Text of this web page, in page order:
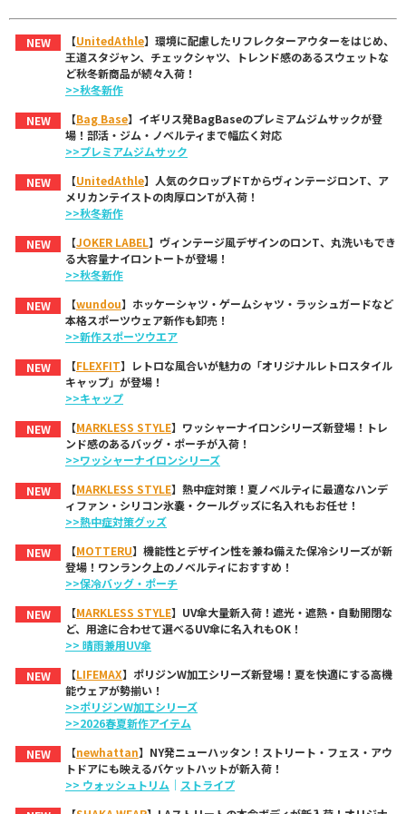
NEW 【UnitedAthle】環境に配慮したリフレクターアウターをはじめ、
王道スタジャン、チェックシャツ、トレンド感のあるスウェットな
ど秋冬新商品が続々入荷！
>>秋冬新作
NEW
【Bag Base】イギリス発BagBaseのプレミアムジムサックが登
場！部活・ジム・ノベルティまで幅広く対応
>>プレミアムジムサック
NEW
【UnitedAthle】人気のクロップドTからヴィンテージロンT、ア
メリカンテイストの肉厚ロンTが入荷！
>>秋冬新作
NEW
【JOKER LABEL】ヴィンテージ風デザインのロンT、丸洗いもでき
る大容量ナイロントートが登場！
>>秋冬新作
NEW
【wundou】ホッケーシャツ・ゲームシャツ・ラッシュガードなど
本格スポーツウェア新作も卸売！
>>新作スポーツウエア
NEW
【FLEXFIT】レトロな風合いが魅力の「オリジナルレトロスタイル
キャップ」が登場！
>>キャップ
NEW
【MARKLESS STYLE】ワッシャーナイロンシリーズ新登場！トレ
ンド感のあるバッグ・ポーチが入荷！
>>ワッシャーナイロンシリーズ
NEW
【MARKLESS STYLE】熱中症対策！夏ノベルティに最適なハンデ
ィファン・シリコン氷嚢・クールグッズに名入れもお任せ！
>>熱中症対策グッズ
NEW
【MOTTERU】機能性とデザイン性を兼ね備えた保冷シリーズが新
登場！ワンランク上のノベルティにおすすめ！
>>保冷バッグ・ポーチ
NEW
【MARKLESS STYLE】UV傘大量新入荷！遮光・遮熱・自動開閉な
ど、用途に合わせて選べるUV傘に名入れもOK！
>> 晴雨兼用UV傘
NEW
【LIFEMAX】ポリジンW加工シリーズ新登場！夏を快適にする高機
能ウェアが勢揃い！
>>ポリジンW加工シリーズ
>>2026春夏新作アイテム
NEW
【newhattan】NY発ニューハッタン！ストリート・フェス・アウ
トドアにも映えるバケットハットが新入荷！
>> ウォッシュトリム ｜ ストライプ